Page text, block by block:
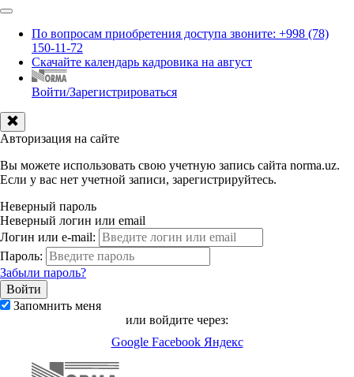
По вопросам приобретения доступа звоните: +998 (78)
150-11-72
Скачайте календарь кадровика на август
Войти/Зарегистрироваться
Авторизация на сайте
Вы можете использовать свою учетную запись сайта norma.uz.
Если у вас нет учетной записи, зарегистрируйтесь.
Неверный пароль
Неверный логин или email
Логин или e-mail:
Пароль:
Забыли пароль?
Запомнить меня
или войдите через:
Google Facebook Яндекс